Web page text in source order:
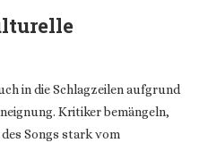
in die Schlagzeilen aufgrund
Kritiker bemängeln,
Songs stark vom